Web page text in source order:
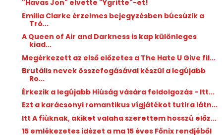
"Havas Jon" elvette "Ygritte"-et!
Emilia Clarke érzelmes bejegyzésben búcsúzik a
Tró...
A Queen of Air and Darkness is kap különleges
kiad...
Megérkezett az első előzetes a The Hate U Give fil...
Brutális nevek összefogásával készül a legújabb
Ro...
Érkezik a legújabb Hiúság vására feldolgozás - Itt...
Ezt a karácsonyi romantikus vígjátékot tutira látn...
Itt A fiúknak, akiket valaha szerettem hosszú előz...
15 emlékezetes idézet a ma 15 éves Főnix rendjéből